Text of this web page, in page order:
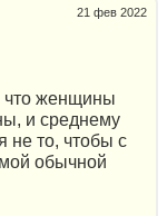
21 фев 2022
женщины
и среднему
не то, чтобы с
обычной